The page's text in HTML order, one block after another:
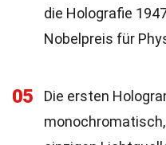
die Holografie
Nobelpreis für
05
Die ersten